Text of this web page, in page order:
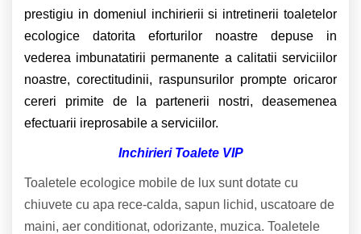
prestigiu in domeniul inchirierii si intretinerii toaletelor
ecologice datorita eforturilor noastre depuse in
vederea imbunatatirii permanente a calitatii serviciilor
noastre, corectitudinii, raspunsurilor prompte oricaror
cereri primite de la partenerii nostri, deasemenea
efectuarii ireprosabile a serviciilor.
Inchirieri Toalete VIP
Toaletele ecologice mobile de lux sunt dotate cu
chiuvete cu apa rece-calda, sapun lichid, uscatoare de
maini, aer conditionat, odorizante, muzica. Toaletele